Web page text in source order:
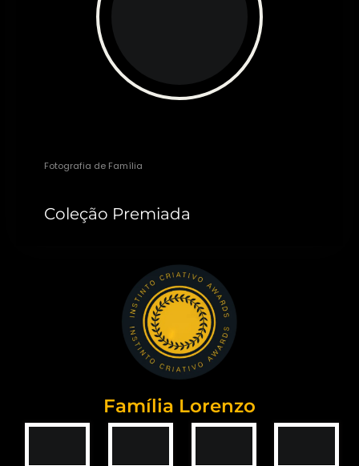
Fotografia de Família
Coleção Premiada
Família Lorenzo